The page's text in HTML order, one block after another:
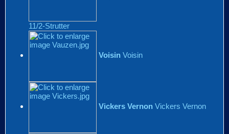
11/2-Strutter
Voisin Voisin
Vickers Vernon Vickers Vernon